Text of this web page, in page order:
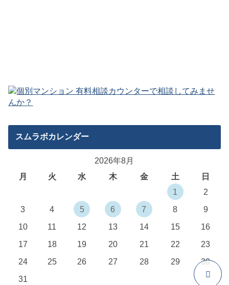
スムラボカレンダー
2026年8月
月
火 水 木 金 土
日
1
2
3
4 5 6 7 8
9
10
11 12 13 14 15
16
17
18 19 20 21 22
23
24
25 26 27 28 29
30
31